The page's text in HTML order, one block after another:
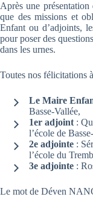
Après une
que des missions et
Enfant ou d’adjoints,
pour poser des
dans les urnes.
Toutes nos félicitations
Le Maire
Basse-Vallée,
1er adjoint :
l’école de
2e adjointe :
l’école du
3e adjointe :
Le mot de Déven